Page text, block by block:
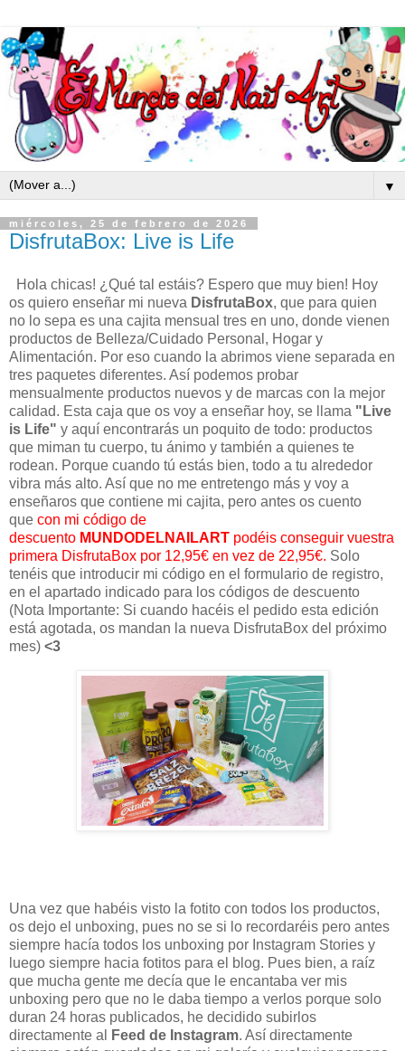
▼
miércoles, 25 de febrero de 2026
DisfrutaBox: Live is Life
Hola chicas! ¿Qué tal estáis? Espero que muy bien! Hoy
os quiero enseñar mi nueva DisfrutaBox, que para quien
no lo sepa es una cajita mensual tres en uno, donde vienen
productos de Belleza/Cuidado Personal, Hogar y
Alimentación. Por eso cuando la abrimos viene separada en
tres paquetes diferentes. Así podemos probar
mensualmente productos nuevos y de marcas con la mejor
calidad. Esta caja que os voy a enseñar hoy, se llama "Live
is Life" y aquí encontrarás un poquito de todo: productos
que miman tu cuerpo, tu ánimo y también a quienes te
rodean. Porque cuando tú estás bien, todo a tu alrededor
vibra más alto. Así que no me entretengo más y voy a
enseñaros que contiene mi cajita, pero antes os cuento
que con mi código de
descuento MUNDODELNAILART podéis conseguir vuestra
primera DisfrutaBox por 12,95€ en vez de 22,95€. Solo
tenéis que introducir mi código en el formulario de registro,
en el apartado indicado para los códigos de descuento
(Nota Importante: Si cuando hacéis el pedido esta edición
está agotada, os mandan la nueva DisfrutaBox del próximo
mes) <3
Una vez que habéis visto la fotito con todos los productos,
os dejo el unboxing, pues no se si lo recordaréis pero antes
siempre hacía todos los unboxing por Instagram Stories y
luego siempre hacia fotitos para el blog. Pues bien, a raíz
que mucha gente me decía que le encantaba ver mis
unboxing pero que no le daba tiempo a verlos porque solo
duran 24 horas publicados, he decidido subirlos
directamente al
Feed de Instagram. Así directamente